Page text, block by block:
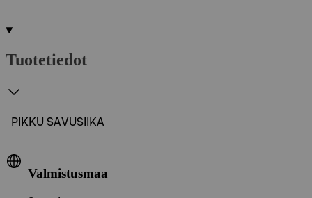
Tuotetiedot
PIKKU SAVUSIIKA
Valmistusmaa